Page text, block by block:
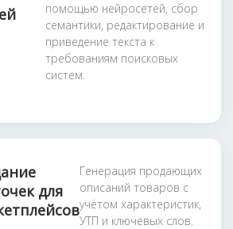
помощью нейросетей, сбор
семантики, редактирование и
приведение текста к
требованиям поисковых
систем.
для
Генерация продающих
описаний товаров с
учётом характеристик,
УТП и ключевых слов.